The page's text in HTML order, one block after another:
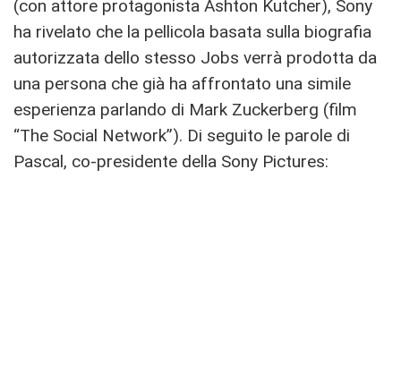
(con attore protagonista Ashton Kutcher), Sony
ha rivelato che la pellicola basata sulla biografia
autorizzata dello stesso Jobs verrà prodotta da
una persona che già ha affrontato una simile
esperienza parlando di Mark Zuckerberg (film
“The Social Network”). Di seguito le parole di
Pascal, co-presidente della Sony Pictures: